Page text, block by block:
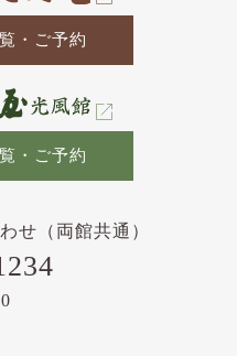
・ご予約
・ご予約
せ（両館共通）